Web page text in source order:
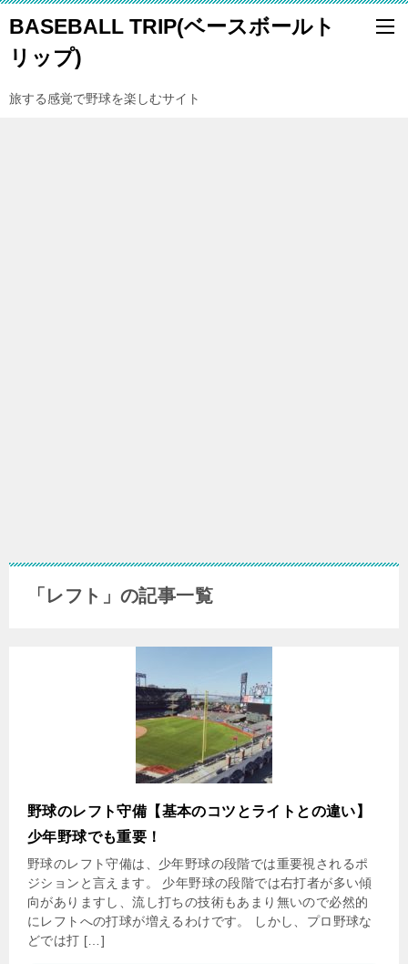
BASEBALL TRIP(ベースボールト
リップ)
旅する感覚で野球を楽しむサイト
「レフト」の記事一覧
野球のレフト守備【基本のコツとライトとの違い】
少年野球でも重要！
野球のレフト守備は、少年野球の段階では重要視されるポ
ジションと言えます。 少年野球の段階では右打者が多い傾
向がありますし、流し打ちの技術もあまり無いので必然的
にレフトへの打球が増えるわけです。 しかし、プロ野球な
どでは打 […]